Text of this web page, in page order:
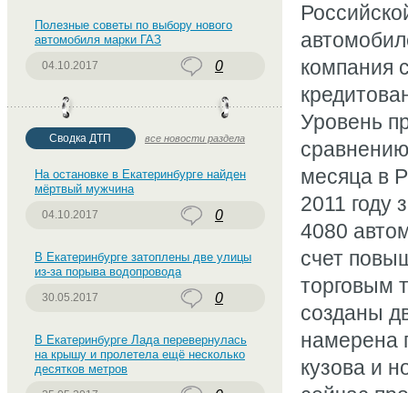
компания
Уровень
месяца в
2011 году
4080
счет
торговым
созданы
намерена
кузова и
Полезные советы по выбору нового
автомобиля марки ГАЗ
04.10.2017 0
Сводка ДТП все новости раздела
На остановке в Екатеринбурге найден
мёртвый мужчина
04.10.2017 0
В Екатеринбурге затоплены две улицы
из-за порыва водопровода
30.05.2017 0
В Екатеринбурге Лада перевернулась
на крышу и пролетела ещё несколько
десятков метров